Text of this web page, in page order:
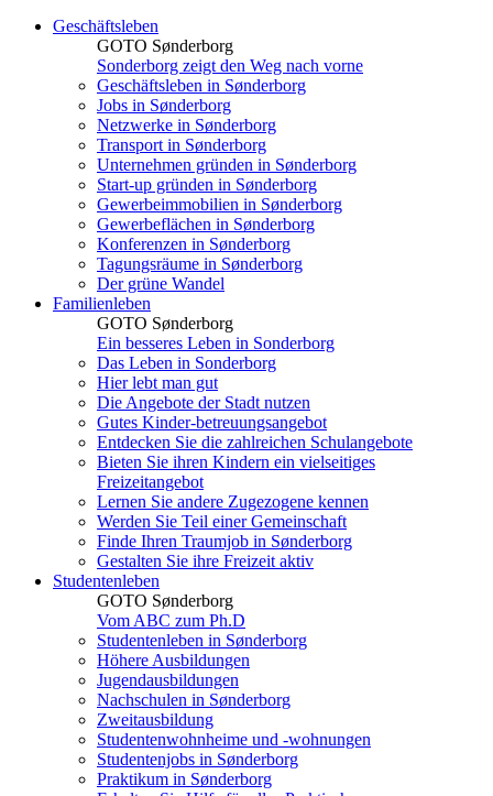
Geschäftsleben
GOTO Sønderborg
Sonderborg zeigt den Weg nach vorne
Geschäftsleben in Sønderborg
Jobs in Sønderborg
Netzwerke in Sønderborg
Transport in Sønderborg
Unternehmen gründen in Sønderborg
Start-up gründen in Sønderborg
Gewerbeimmobilien in Sønderborg
Gewerbeflächen in Sønderborg
Konferenzen in Sønderborg
Tagungsräume in Sønderborg
Der grüne Wandel
Familienleben
GOTO Sønderborg
Ein besseres Leben in Sonderborg
Das Leben in Sonderborg
Hier lebt man gut
Die Angebote der Stadt nutzen
Gutes Kinder-betreuungsangebot
Entdecken Sie die zahlreichen Schulangebote
Bieten Sie ihren Kindern ein vielseitiges
Freizeitangebot
Lernen Sie andere Zugezogene kennen
Werden Sie Teil einer Gemeinschaft
Finde Ihren Traumjob in Sønderborg
Gestalten Sie ihre Freizeit aktiv
Studentenleben
GOTO Sønderborg
Vom ABC zum Ph.D
Studentenleben in Sønderborg
Höhere Ausbildungen
Jugendausbildungen
Nachschulen in Sønderborg
Zweitausbildung
Studentenwohnheime und -wohnungen
Studentenjobs in Sønderborg
Praktikum in Sønderborg